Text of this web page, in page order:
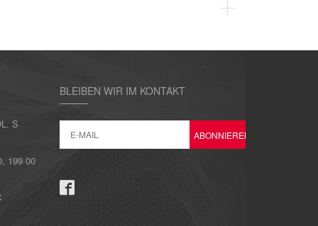
S
199 00
BLEIBEN WIR IM KONTAKT